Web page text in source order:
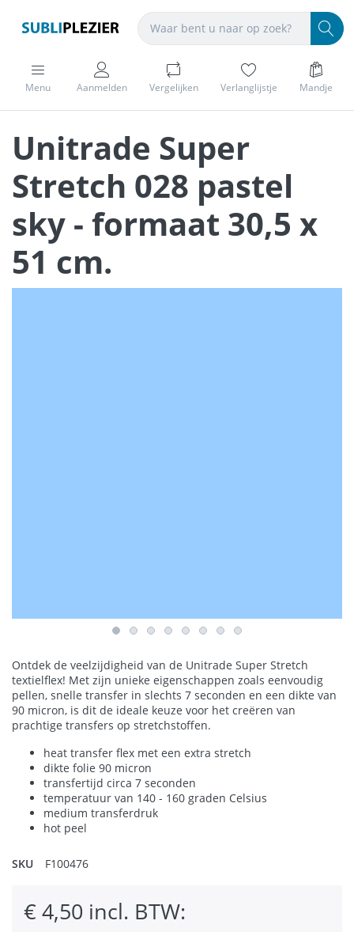
Menu Aanmelden Vergelijken Verlanglijstje Mandje
Unitrade Super
Stretch 028 pastel
sky - formaat 30,5 x
51 cm.
Ontdek de veelzijdigheid van de Unitrade Super Stretch
textielflex! Met zijn unieke eigenschappen zoals eenvoudig
pellen, snelle transfer in slechts 7 seconden en een dikte van
90 micron, is dit de ideale keuze voor het creëren van
prachtige transfers op stretchstoffen.
heat transfer flex met een extra stretch
dikte folie 90 micron
transfertijd circa 7 seconden
temperatuur van 140 - 160 graden Celsius
medium transferdruk
hot peel
SKU F100476
€ 4,50 incl. BTW: